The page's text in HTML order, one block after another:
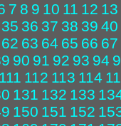
7 8 9 10 11 12 13
35 36 37 38 39 40
62 63 64 65 66 67
90 91 92 93 94
111 112 113 114
131 132 133
150 151 152